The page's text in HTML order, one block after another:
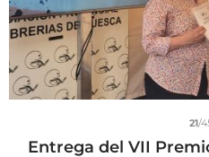
21/
Entrega del VII